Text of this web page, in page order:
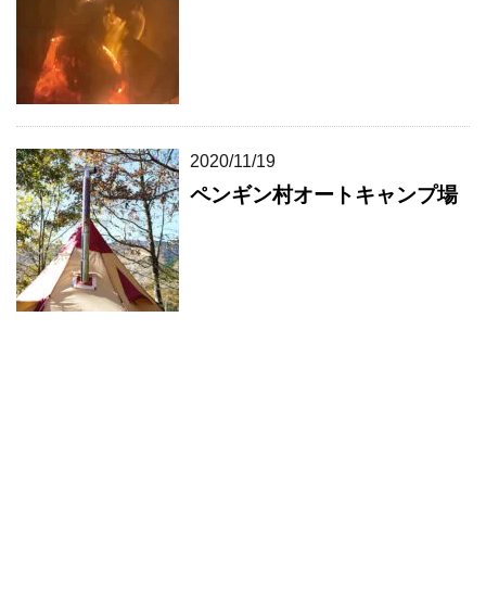
2020/11/19
ペンギン村オートキャンプ場